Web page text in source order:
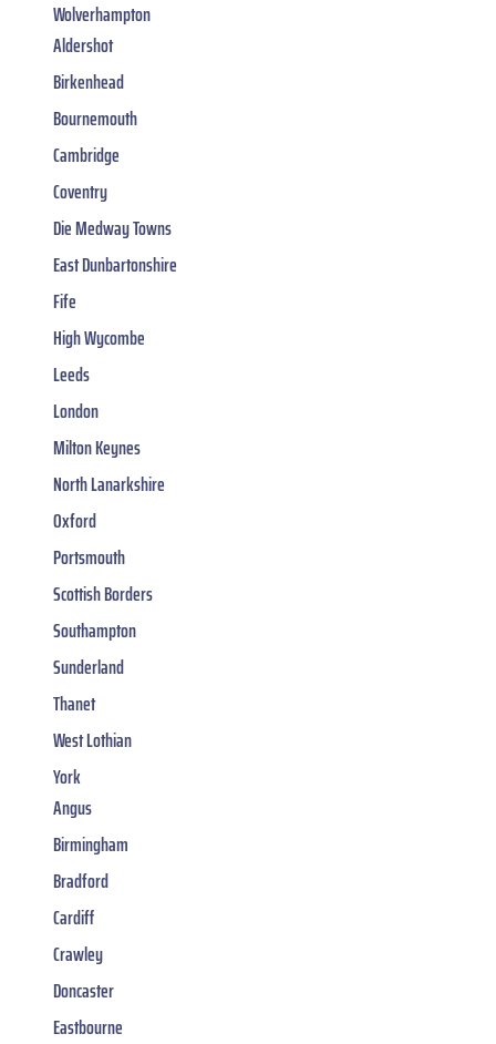
Wolverhampton
Aldershot
Birkenhead
Bournemouth
Cambridge
Coventry
Die Medway Towns
East Dunbartonshire
Fife
High Wycombe
Leeds
London
Milton Keynes
North Lanarkshire
Oxford
Portsmouth
Scottish Borders
Southampton
Sunderland
Thanet
West Lothian
York
Angus
Birmingham
Bradford
Cardiff
Crawley
Doncaster
Eastbourne